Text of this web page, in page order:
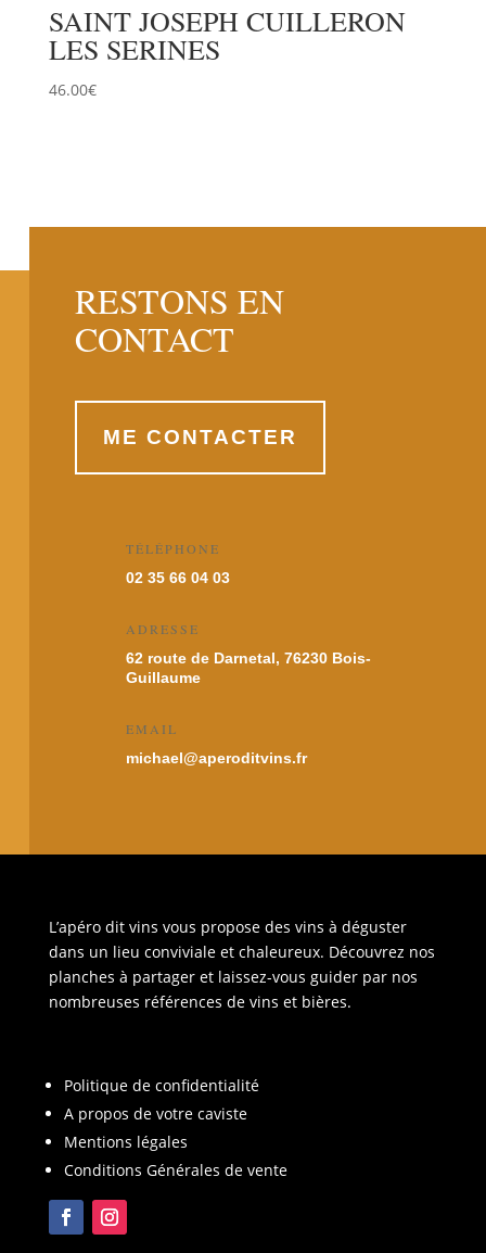
SAINT JOSEPH CUILLERON
LES SERINES
46.00€
RESTONS EN
CONTACT
ME CONTACTER
TÉLÉPHONE
02 35 66 04 03
ADRESSE
62 route de Darnetal, 76230 Bois-
Guillaume
EMAIL
michael@aperoditvins.fr
L’apéro dit vins vous propose des vins à déguster
dans un lieu conviviale et chaleureux. Découvrez nos
planches à partager et laissez-vous guider par nos
nombreuses références de vins et bières.
Politique de confidentialité
A propos de votre caviste
Mentions légales
Conditions Générales de vente